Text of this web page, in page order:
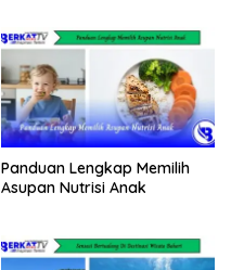
Panduan Lengkap Memilih
Asupan Nutrisi Anak